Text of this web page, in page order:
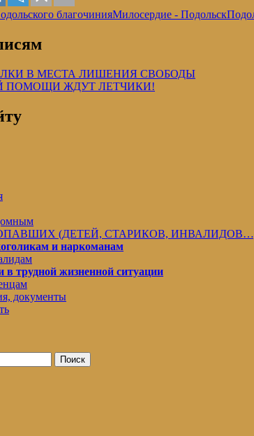
благочинияМилосердие - Подольск
В МЕСТА ЛИШЕНИЯ СВОБОДЫ
ПОМОЩИ ЖДУТ ЛЕТЧИКИ!
(ДЕТЕЙ, СТАРИКОВ,
и наркоманам
трудной жизненной ситуации
документы
Поиск